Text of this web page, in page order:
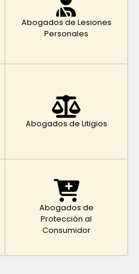
Abogados de Lesiones
Personales
Abogados de Litigios
Abogados de
Protección al
Consumidor